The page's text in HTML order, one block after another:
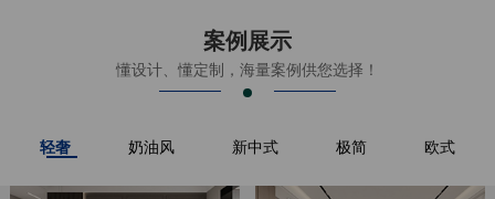
案例展示
懂设计、懂定制，海量案例供您选择！
轻奢 奶油风 新中式 极简 欧式